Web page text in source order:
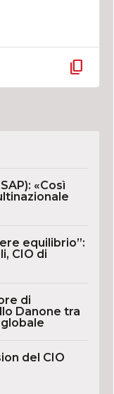
content_copy
«Così
equilibrio”:
CIO di
di
Danone tra
del CIO